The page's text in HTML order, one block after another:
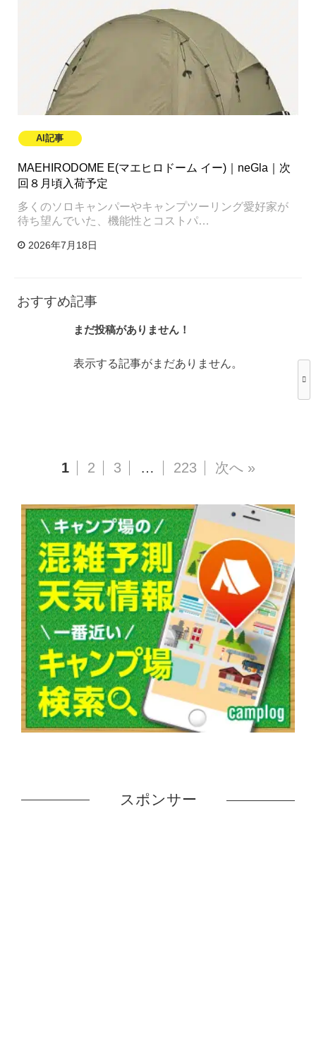
AI記事
MAEHIRODOME E(マエヒロドーム イー)｜neGla｜次
回８月頃入荷予定
多くのソロキャンパーやキャンプツーリング愛好家が
待ち望んでいた、機能性とコストパ…
2026年7月18日
おすすめ記事
まだ投稿がありません！
表示する記事がまだありません。
1 2 3 … 223 次へ »
スポンサー